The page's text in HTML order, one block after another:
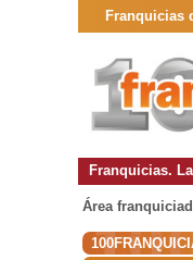
Franquicias
Franquicias.
Área